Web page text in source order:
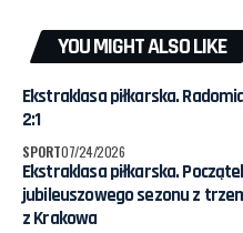
YOU MIGHT ALSO LIKE
Ekstraklasa piłkarska.
2:1
SPORT07/24/2026
Ekstraklasa piłkarska.
jubileuszowego sezonu z
z Krakowa